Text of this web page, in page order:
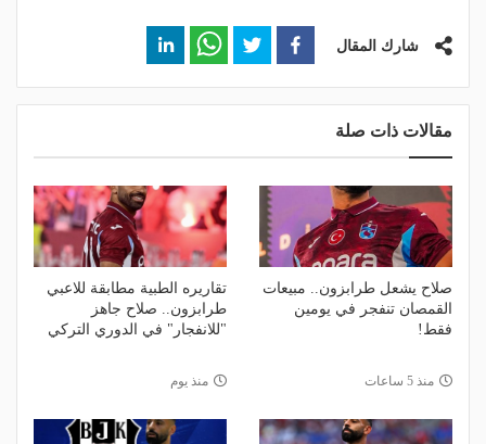
شارك المقال
مقالات ذات صلة
صلاح يشعل طرابزون.. مبيعات
القمصان تنفجر في يومين
فقط!
منذ 5 ساعات
تقاريره الطبية مطابقة للاعبي
طرابزون.. صلاح جاهز
"للانفجار" في الدوري التركي
منذ يوم